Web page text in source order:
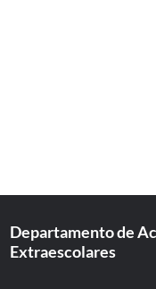
Departamento de
Extraescolares